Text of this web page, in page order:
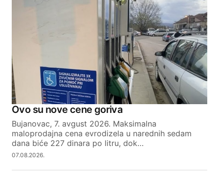
Ovo su nove cene goriva
Bujanovac, 7. avgust 2026. Maksimalna
maloprodajna cena evrodizela u narednih sedam
dana biće 227 dinara po litru, dok…
07.08.2026.